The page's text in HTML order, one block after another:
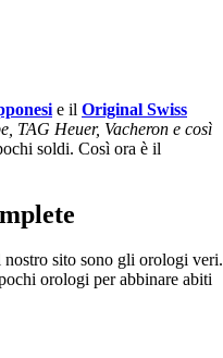
e il Original Swiss
TAG Heuer, Vacheron e così
soldi. Così ora è il
sito sono gli orologi veri.
orologi per abbinare abiti